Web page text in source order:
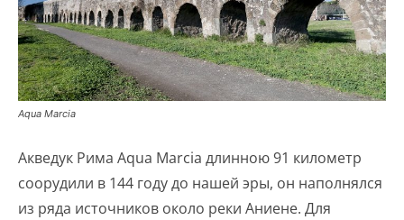
Aqua Marcia
Акведук Рима Aqua Marcia длинною 91 километр
соорудили в 144 году до нашей эры, он наполнялся
из ряда источников около реки Аниене. Для